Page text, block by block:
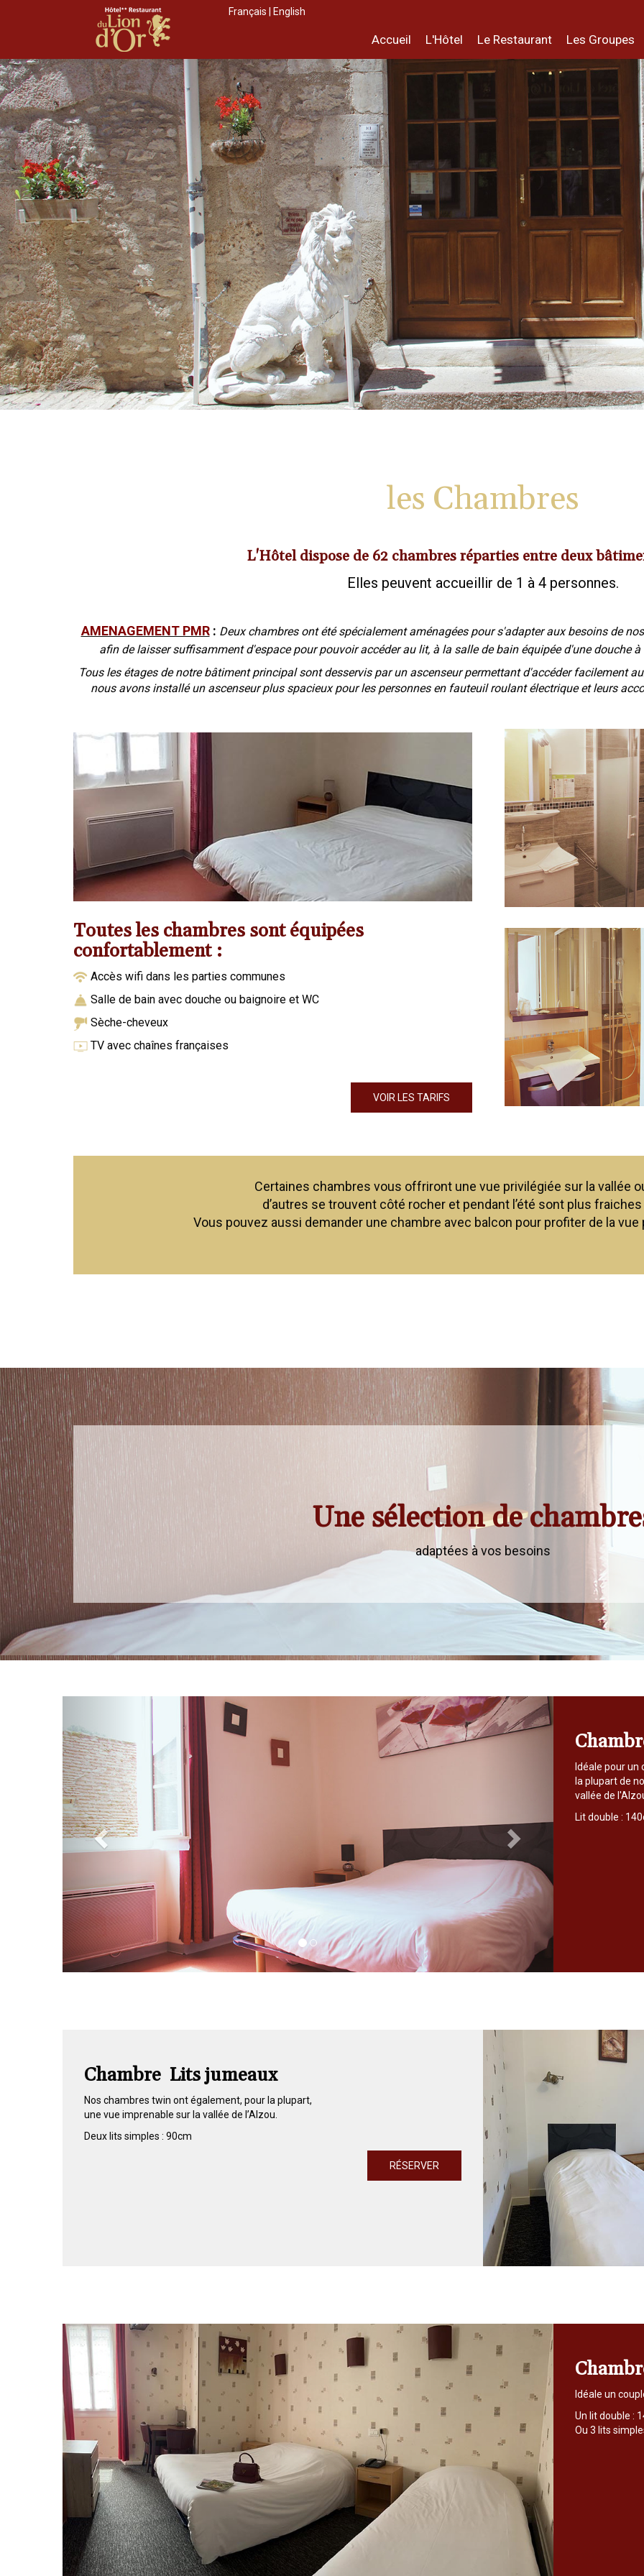
Français English
Accueil L'Hôtel Le Restaurant Les Groupes
les Chambres
L'Hôtel dispose de 62 chambres réparties entre deux
Elles peuvent accueillir de 1 à 4 personnes.
AMENAGEMENT PMR: Deux chambres ont été spécialement aménagées pour s'adapter aux besoins de
afin de laisser suffisamment d'espace pour pouvoir accéder au lit, à la salle de bain équipée d'une douche
Tous les étages de notre bâtiment principal sont desservis par un ascenseur permettant d'accéder facilement
nous avons installé un ascenseur plus spacieux pour les personnes en fauteuil roulant électrique et leurs
Toutes les chambres sont équipées
confortablement :
Accès wifi dans les parties communes
Salle de bain avec douche ou baignoire et WC
Sèche-cheveux
TV avec chaînes françaises
VOIR LES TARIFS
Certaines chambres vous offriront une vue privilégiée sur la vallée
d’autres se trouvent côté rocher et pendant l’été sont plus
Vous pouvez aussi demander une chambre avec balcon pour profiter de la vue
Une sélection de
adaptées à vos besoins
Previous Next
Idéale pour un
la plupart de
vallée de
Lit double :
Chambre Lits jumeaux
Nos chambres twin ont également, pour la plupart,
une vue imprenable sur la vallée de l’Alzou.
Deux lits simples : 90cm
RÉSERVER
Idéale un
Un lit double :
Ou 3 lits